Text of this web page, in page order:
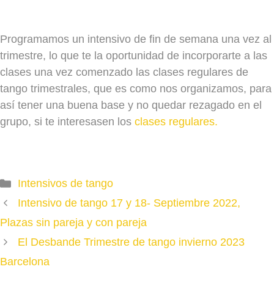
Programamos un intensivo de fin de semana una vez al
trimestre, lo que te la oportunidad de incorporarte a las
clases una vez comenzado las clases regulares de
tango trimestrales, que es como nos organizamos, para
así tener una buena base y no quedar rezagado en el
grupo, si te interesasen los clases regulares.
Categories
Intensivos de tango
Intensivo de tango 17 y 18- Septiembre 2022,
Plazas sin pareja y con pareja
El Desbande Trimestre de tango invierno 2023
Barcelona